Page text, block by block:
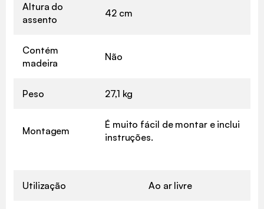
Altura do
assento
42 cm
Contém
madeira
Não
Peso 27,1 kg
Montagem
É muito fácil de montar e inclui
instruções.
Utilização Ao ar livre